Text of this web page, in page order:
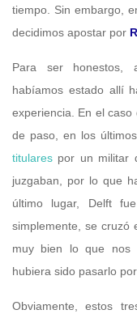
tiempo. Sin embargo,
decidimos apostar por
Para ser honestos,
habíamos estado allí
experiencia. En el
de paso, en los
titulares por un militar
juzgaban, por lo que
último lugar, Delft
simplemente, se cruzó
muy bien lo que nos
hubiera sido pasarlo
Obviamente, estos